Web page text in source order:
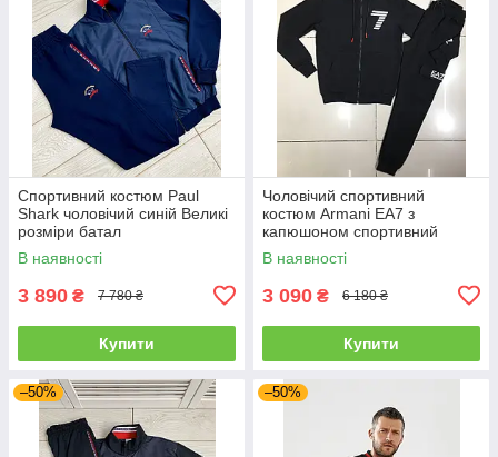
Спортивний костюм Paul
Shark чоловічий синій Великі
розміри батал
В наявності
3 890 ₴ 7 780 ₴
Купити
Чоловічий спортивний
костюм Armani EA7 з
капюшоном спортивний
костюм Армані чорний
В наявності
3 090 ₴ 6 180 ₴
Купити
–50% –50%